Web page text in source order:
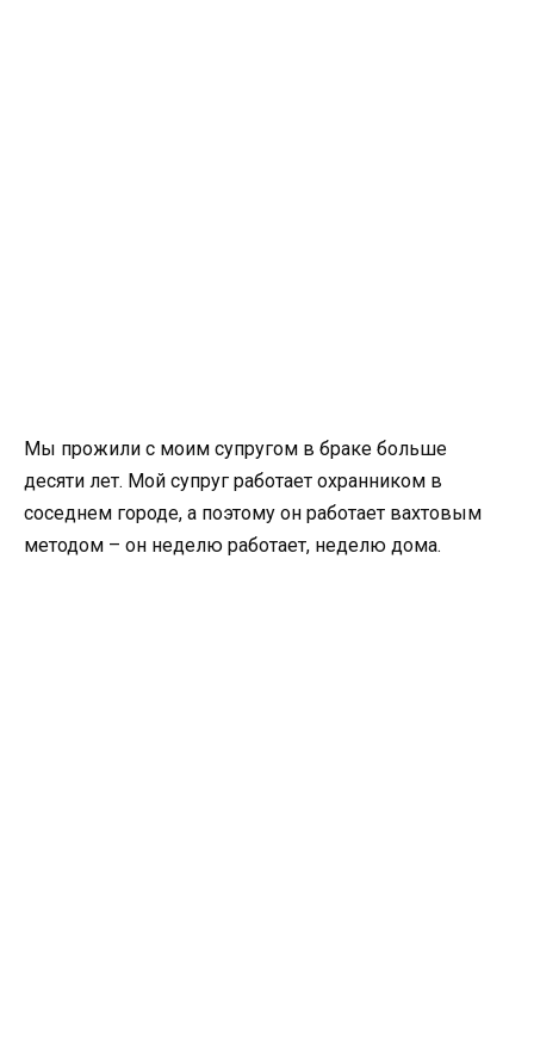
Мы прожили с моим супругом в браке больше
десяти лет. Мой супруг работает охранником в
соседнем городе, а поэтому он работает вахтовым
методом – он неделю работает, неделю дома.